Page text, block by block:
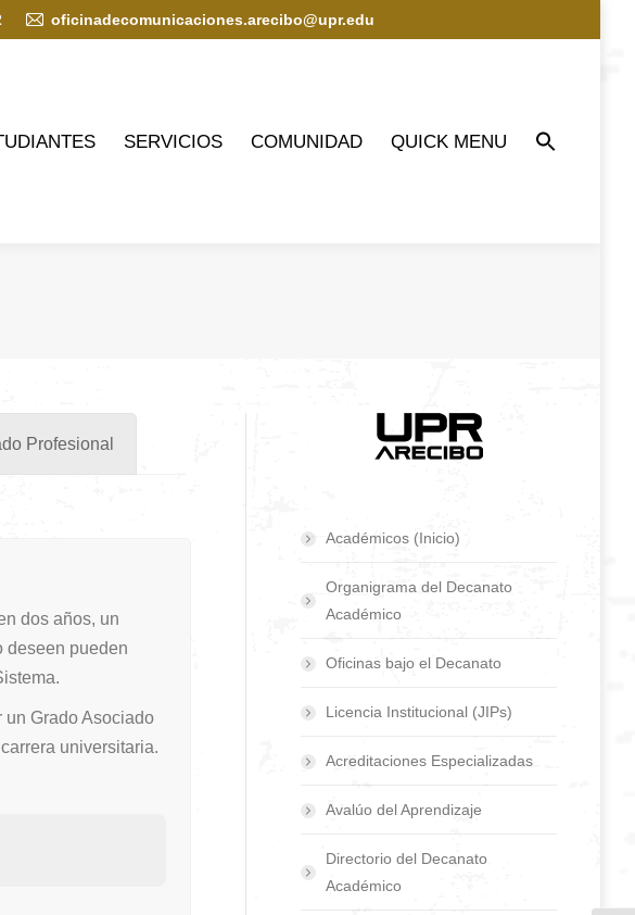
oficinadecomunicaciones.arecibo@upr.edu
SERVICIOS COMUNIDAD QUICK MENU
Profesional
dos años, un
deseen pueden
un Grado Asociado
universitaria.
Académicos (Inicio)
Organigrama del Decanato
Académico
Oficinas bajo el Decanato
Licencia Institucional (JIPs)
Acreditaciones Especializadas
Avalúo del Aprendizaje
Directorio del Decanato
Académico
COMUNIDAD